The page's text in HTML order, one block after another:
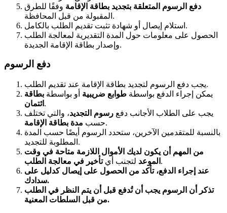
دفع الرسوم المتعلقة بتجديد بطاقة الإقامة وفقًا للطرق
المقبولة من قبل المحافظة.
استلام إيصال أو شهادة تثبت تقديم الطلب بالكامل.
الحصول على معلومات حول المدة التقديرية لمعالجة الطلب
وإصدار بطاقة الإقامة الجديدة.
دفع الرسوم
يجب دفع الرسوم لتجديد بطاقة الإقامة عند تقديم الطلب.
يمكن إجراء الدفع بواسطة طوابع ضريبية أو بواسطة بطاقة
ائتمان .
يجب على الطلاب الأجانب دفع رسوم التجديد، والتي تختلف
حسب مدة بطاقة الإقامة
.
بالنسبة للمتقدمين الآخرين، ستحدد الرسوم أيضًا حسب المدة
المطلوبة للتجديد.
من المهم أن يكون لديك الأموال اللازمة متاحة في وقت
الموعد لتجنب أيتأخير في معالجة الطلب
.
عند إجراء الدفع، تأكد من الحصول على إيصال كدليل على
سدادك.
تذكر أن الرسوم يجب أن تُدفع قبل أن يتم النظر في الطلب
من قبل السلطات المعنية.